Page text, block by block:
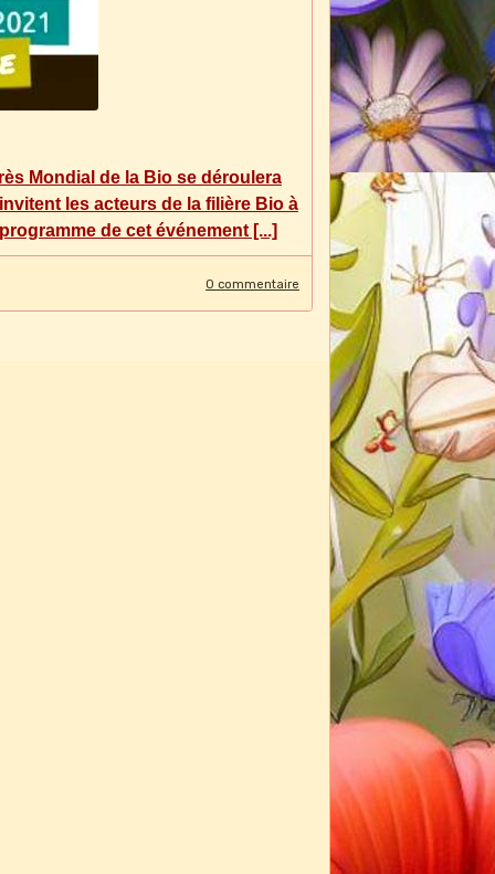
Mondial de la Bio se déroulera
les acteurs de la filière Bio à
de cet événement [...]
0 commentaire